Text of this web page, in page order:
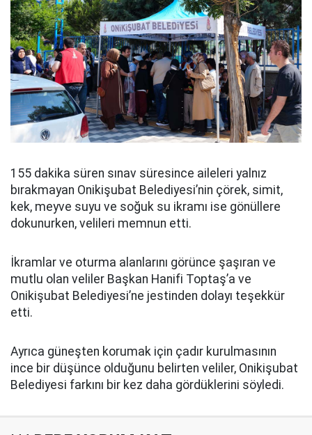
155 dakika süren sınav süresince aileleri yalnız
bırakmayan Onikişubat Belediyesi’nin çörek, simit,
kek, meyve suyu ve soğuk su ikramı ise gönüllere
dokunurken, velileri memnun etti.
İkramlar ve oturma alanlarını görünce şaşıran ve
mutlu olan veliler Başkan Hanifi Toptaş’a ve
Onikişubat Belediyesi’ne jestinden dolayı teşekkür
etti.
Ayrıca güneşten korumak için çadır kurulmasının
ince bir düşünce olduğunu belirten veliler, Onikişubat
Belediyesi farkını bir kez daha gördüklerini söyledi.